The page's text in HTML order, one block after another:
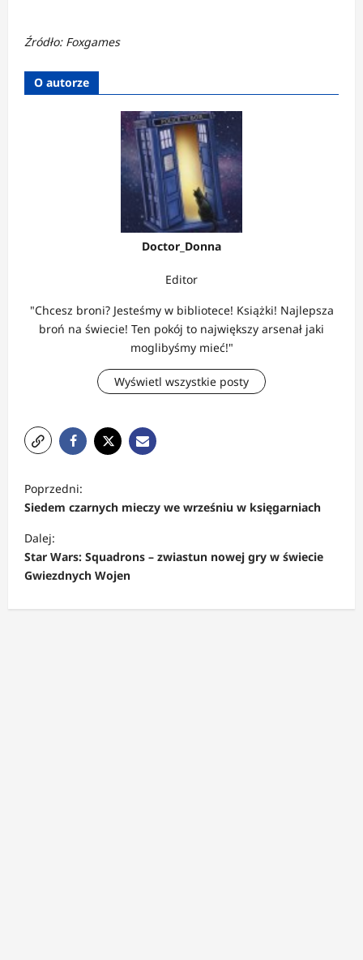
Źródło: Foxgames
O autorze
Doctor_Donna
Editor
"Chcesz broni? Jesteśmy w bibliotece! Książki! Najlepsza
broń na świecie! Ten pokój to największy arsenał jaki
moglibyśmy mieć!"
Wyświetl wszystkie posty
o
b
a
c
z
Poprzedni:
Siedem czarnych mieczy we wrześniu w księgarniach
Dalej:
Star Wars: Squadrons – zwiastun nowej gry w świecie
Gwiezdnych Wojen